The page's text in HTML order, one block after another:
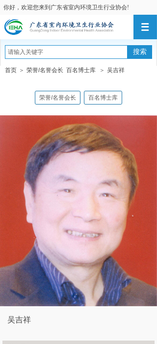
你好，欢迎您来到广东省室内环境卫生行业协会!
搜索
首页 ＞ 荣誉/名誉会长 百名博士库 ＞ 吴吉祥
荣誉/名誉会长 百名博士库
吴吉祥